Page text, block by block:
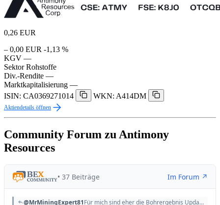
0,26 EUR
– 0,00 EUR -1,13 %
KGV —
Sektor Rohstoffe
Div.-Rendite —
Marktkapitalisierung —
ISIN: CA0369271014
WKN: A414DM
Aktiendetails öffnen
Community Forum zu Antimony
Resources